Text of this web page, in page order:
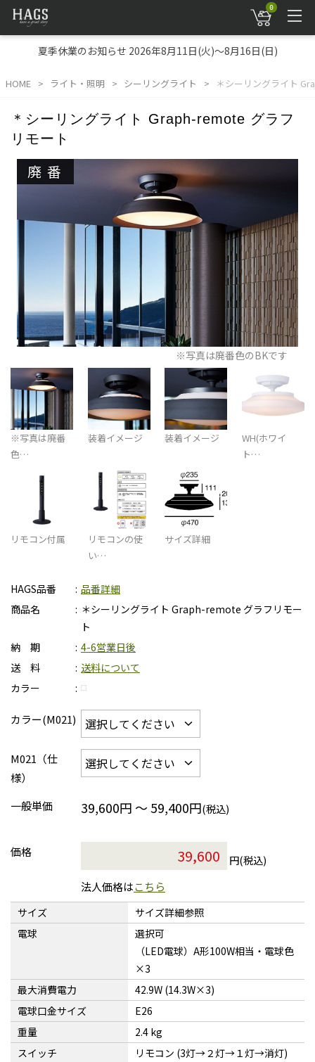
0
夏季休業のお知らせ 2026年8月11日(火)～8月16日(日)
HOME ライト・照明 シーリングライト ＊シーリングライト
＊シーリングライト Graph-remote グラフ
リモート
廃番
※写真は廃番色のBKです
※写真は廃番
色…
装着イメージ 装着イメージ
WH(ホワイ
ト…
リモコン付属
リモコンの使
い…
サイズ詳細
HAGS品番
品番詳細
商品名
＊シーリングライト Graph-remote グラフリモー
ト
納 期
4-6営業日後
送 料
送料について
カラー
カラー(M021)
M021（仕
様）
一般単価
39,600円 ～ 59,400円(税込)
価格
円(税込)
法人価格はこちら
サイズ
サイズ詳細参照
電球
選択可
（LED電球）A形100W相当・電球色
×3
最大消費電力
42.9W (14.3W×3)
電球口金サイズ
E26
重量
2.4 kg
スイッチ
リモコン (3灯→２灯→１灯→消灯)